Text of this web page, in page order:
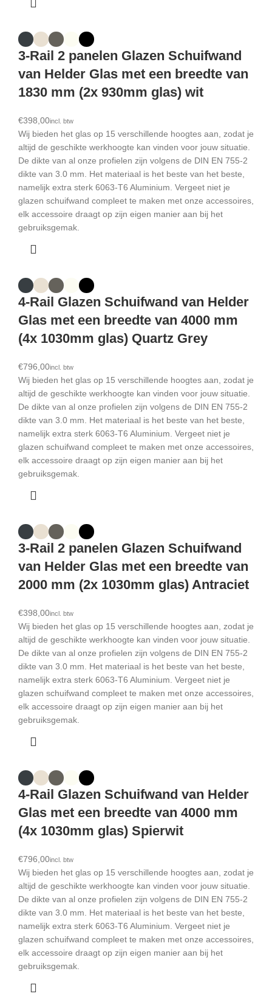
3-Rail 2 panelen Glazen Schuifwand
van Helder Glas met een breedte van
1830 mm (2x 930mm glas) wit
€
Wij bieden het glas op 15 verschillende hoogtes aan, zodat je
altijd de geschikte werkhoogte kan vinden voor jouw situatie.
De dikte van al onze profielen zijn volgens de DIN EN 755-2
dikte van 3.0 mm. Het materiaal is het beste van het beste,
namelijk extra sterk 6063-T6 Aluminium. Vergeet niet je
glazen schuifwand compleet te maken met onze accessoires,
elk accessoire draagt op zijn eigen manier aan bij het
gebruiksgemak.
4-Rail Glazen Schuifwand van Helder
Glas met een breedte van 4000 mm
(4x 1030mm glas) Quartz Grey
€
Wij bieden het glas op 15 verschillende hoogtes aan, zodat je
altijd de geschikte werkhoogte kan vinden voor jouw situatie.
De dikte van al onze profielen zijn volgens de DIN EN 755-2
dikte van 3.0 mm. Het materiaal is het beste van het beste,
namelijk extra sterk 6063-T6 Aluminium. Vergeet niet je
glazen schuifwand compleet te maken met onze accessoires,
elk accessoire draagt op zijn eigen manier aan bij het
gebruiksgemak.
3-Rail 2 panelen Glazen Schuifwand
van Helder Glas met een breedte van
2000 mm (2x 1030mm glas) Antraciet
€
Wij bieden het glas op 15 verschillende hoogtes aan, zodat je
altijd de geschikte werkhoogte kan vinden voor jouw situatie.
De dikte van al onze profielen zijn volgens de DIN EN 755-2
dikte van 3.0 mm. Het materiaal is het beste van het beste,
namelijk extra sterk 6063-T6 Aluminium. Vergeet niet je
glazen schuifwand compleet te maken met onze accessoires,
elk accessoire draagt op zijn eigen manier aan bij het
gebruiksgemak.
4-Rail Glazen Schuifwand van Helder
Glas met een breedte van 4000 mm
(4x 1030mm glas) Spierwit
€
Wij bieden het glas op 15 verschillende hoogtes aan, zodat je
altijd de geschikte werkhoogte kan vinden voor jouw situatie.
De dikte van al onze profielen zijn volgens de DIN EN 755-2
dikte van 3.0 mm. Het materiaal is het beste van het beste,
namelijk extra sterk 6063-T6 Aluminium. Vergeet niet je
glazen schuifwand compleet te maken met onze accessoires,
elk accessoire draagt op zijn eigen manier aan bij het
gebruiksgemak.